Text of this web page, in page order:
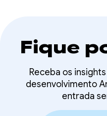
Fique
Receba os
desenvolvimento
entrada